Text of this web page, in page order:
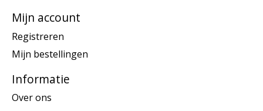
Mijn account
Registreren
Mijn bestellingen
Informatie
Over ons